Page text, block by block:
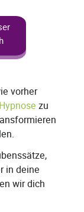
vorher
zu
in deine
wir dich